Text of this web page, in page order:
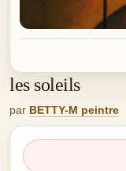
les soleils
par BETTY-M peintre